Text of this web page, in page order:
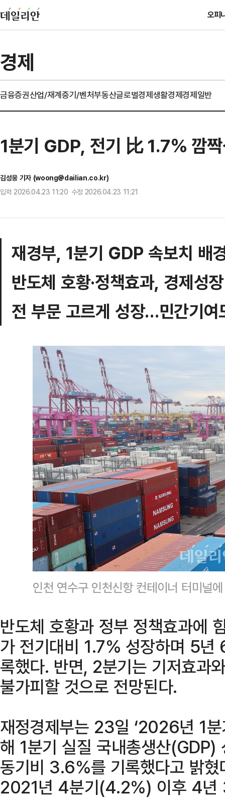
오피
경제
금융증권산업/재계중기/벤처부동산글로벌경제생활경제경제일반
1분기 GDP, 전기 比 1.7% 깜
김성웅 기자 (woong@dailian.co.kr)
입력 2026.04.23 11:20 수정 2026.04.23 11:21
재경부, 1분기 GDP 속보치 배
반도체 호황·정책효과, 경제성
전 부문 고르게 성장…민간기여
인천 연수구 인천신항 컨테이너 터미널
반도체 호황과 정부 정책효과에
가 전기대비 1.7% 성장하며 5년
록했다. 반면, 2분기는 기저효과
불가피할 것으로 전망된다.
재정경제부는 23일 ‘2026년 1
해 1분기 실질 국내총생산
동기비 3.6%를 기록했다고 밝혔
2021년 4분기(4.2%) 이후 4년